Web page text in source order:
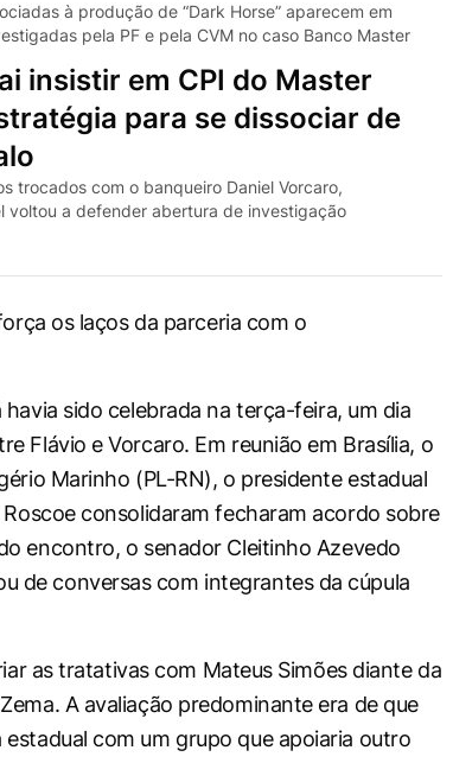
à produção de “Dark Horse” aparecem em
pela PF e pela CVM no caso Banco Master
insistir em CPI do Master
para se dissociar de
trocados com o banqueiro Daniel Vorcaro,
voltou a defender abertura de investigação
os laços da parceria com o
sido celebrada na terça-feira, um dia
Flávio e Vorcaro. Em reunião em Brasília, o
Marinho (PL-RN), o presidente estadual
consolidaram fecharam acordo sobre
encontro, o senador Cleitinho Azevedo
de conversas com integrantes da cúpula
as tratativas com Mateus Simões diante da
A avaliação predominante era de que
com um grupo que apoiaria outro